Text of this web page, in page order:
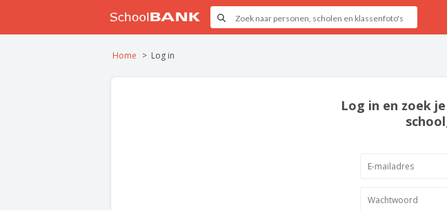
Home Log in
Log in en zoek